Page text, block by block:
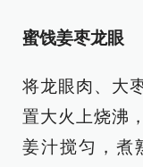
蜜饯姜枣龙眼
将龙眼肉、大
置大火上烧沸
姜汁搅匀，煮